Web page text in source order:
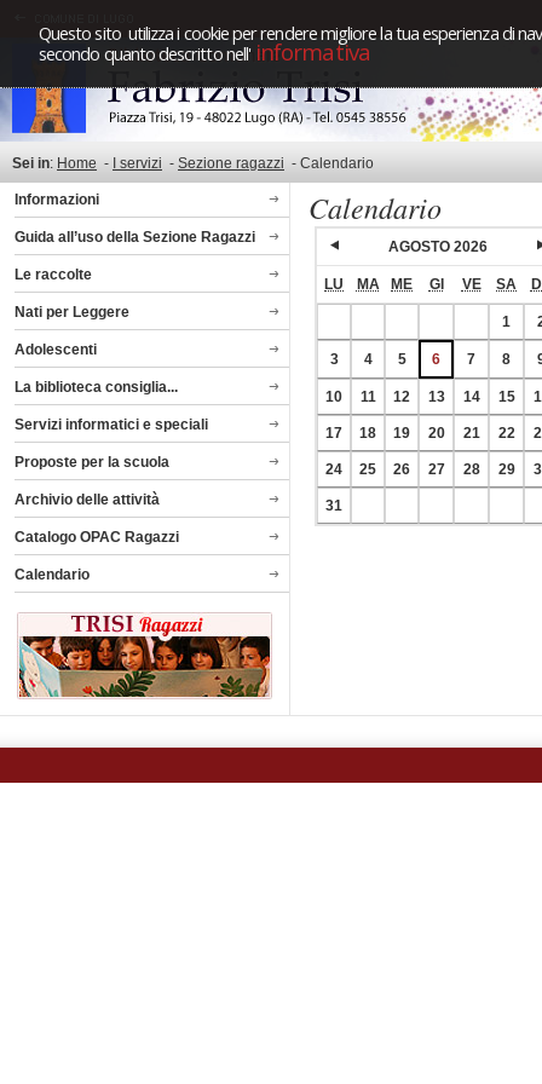
Questo sito utilizza i cookie per rendere migliore la tua esperienza di
secondo quanto descritto nell'informativa
Sei in: Home - I servizi - Sezione ragazzi - Calendario
Informazioni
Guida all’uso della Sezione Ragazzi
Le raccolte
Nati per Leggere
Adolescenti
La biblioteca consiglia...
Servizi informatici e speciali
Proposte per la scuola
Archivio delle attività
Catalogo OPAC Ragazzi
Calendario
Calendario
AGOSTO 2026
LU MA ME GI VE SA
1
3 4 5 6 7 8
10 11 12 13 14 15
17 18 19 20 21 22
24 25 26 27 28 29
31